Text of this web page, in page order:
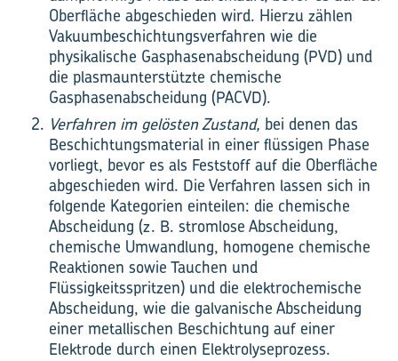
Oberfläche abgeschieden wird. Hierzu zählen
Vakuumbeschichtungsverfahren wie die
physikalische Gasphasenabscheidung (PVD) und
die plasmaunterstützte chemische
Gasphasenabscheidung (PACVD).
Verfahren im gelösten Zustand, bei denen das
Beschichtungsmaterial in einer flüssigen Phase
vorliegt, bevor es als Feststoff auf die Oberfläche
abgeschieden wird. Die Verfahren lassen sich in
folgende Kategorien einteilen: die chemische
Abscheidung (z. B. stromlose Abscheidung,
chemische Umwandlung, homogene chemische
Reaktionen sowie Tauchen und
Flüssigkeitsspritzen) und die elektrochemische
Abscheidung, wie die galvanische Abscheidung
einer metallischen Beschichtung auf einer
Elektrode durch einen Elektrolyseprozess.